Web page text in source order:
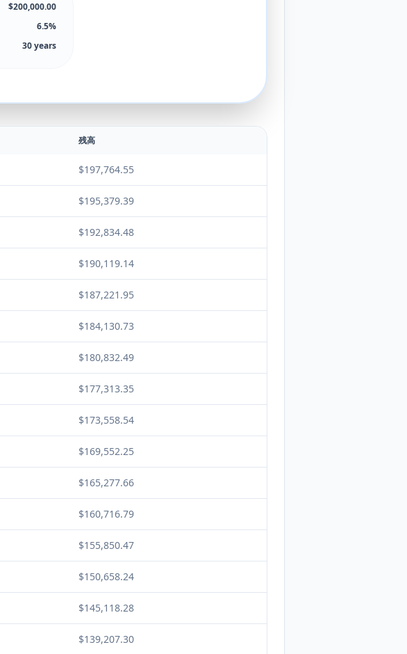
$200,000.00
6.5%
30 years
残高
$197,764.55
$195,379.39
$192,834.48
$190,119.14
$187,221.95
$184,130.73
$180,832.49
$177,313.35
$173,558.54
$169,552.25
$165,277.66
$160,716.79
$155,850.47
$150,658.24
$145,118.28
$139,207.30